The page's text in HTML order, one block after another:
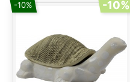
-10% -10%